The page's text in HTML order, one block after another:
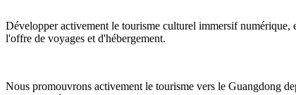
Développer activement le tourisme culturel immersif numérique,
l'offre de voyages et d'hébergement.
Nous promouvrons activement le tourisme vers le Guangdong